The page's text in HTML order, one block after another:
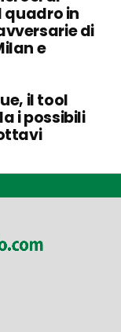
quadro in
di
e
il tool
i possibili